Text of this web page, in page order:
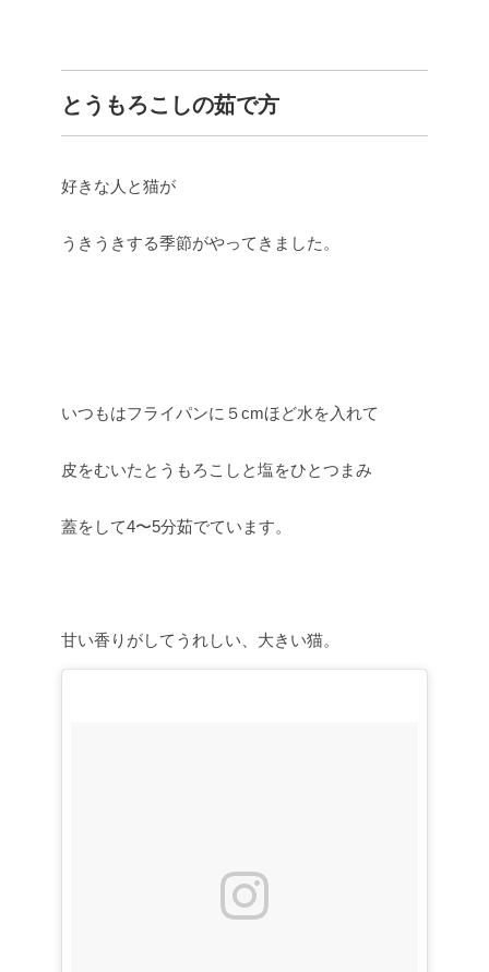
とうもろこしの茹で方
好きな人と猫が
うきうきする季節がやってきました。
いつもはフライパンに５cmほど水を入れて
皮をむいたとうもろこしと塩をひとつまみ
蓋をして4〜5分茹でています。
甘い香りがしてうれしい、大きい猫。